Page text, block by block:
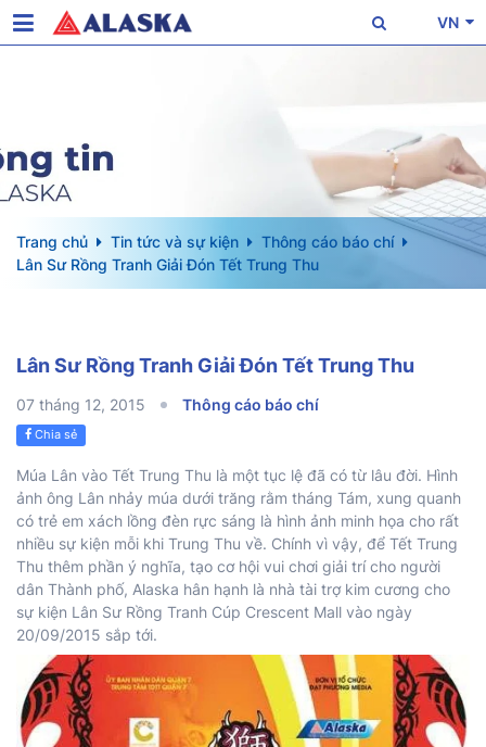
VN
Trang chủ Tin tức và sự kiện
Thông cáo báo chí
Lân Sư Rồng Tranh Giải Đón Tết Trung Thu
Lân Sư Rồng Tranh Giải Đón Tết Trung Thu
07 tháng 12, 2015 Thông cáo báo chí
Chia sẻ
Múa Lân vào Tết Trung Thu là một tục lệ đã có từ lâu đời. Hình
ảnh ông Lân nhảy múa dưới trăng rằm tháng Tám, xung quanh
có trẻ em xách lồng đèn rực sáng là hình ảnh minh họa cho rất
nhiều sự kiện mỗi khi Trung Thu về. Chính vì vậy, để Tết Trung
Thu thêm phần ý nghĩa, tạo cơ hội vui chơi giải trí cho người
dân Thành phố, Alaska hân hạnh là nhà tài trợ kim cương cho
sự kiện Lân Sư Rồng Tranh Cúp Crescent Mall vào ngày
20/09/2015 sắp tới.